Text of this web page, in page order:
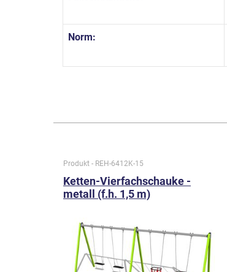
Norm:
Produkt - REH-6412K-15
Ketten-Vierfachschauke -
metall (f.h. 1,5 m)